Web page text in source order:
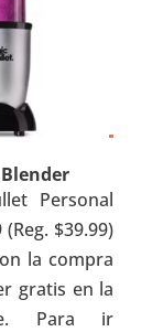
Personal
$39.99)
la compra
gratis en la
Para ir